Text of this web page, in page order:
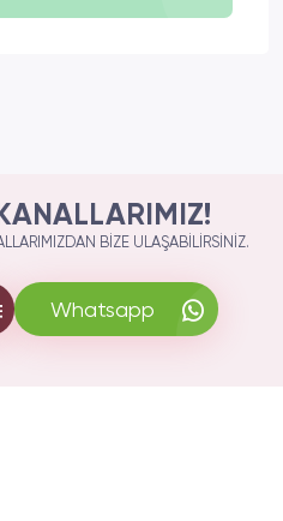
BIZE ULAŞABILIRSINIZ.
Whatsapp